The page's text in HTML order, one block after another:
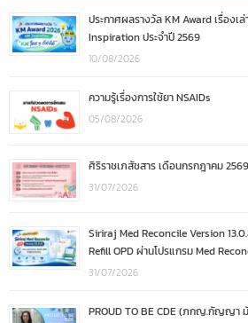
ประกาศผลรางวัล KM Award เรื่องเ
Inspiration ประจำปี 2569
10/08/2026
ความรู้เรื่องการใช้ยา NSAIDs
05/08/2026
ศิริราชเภสัชสาร เดือนกรกฎาคม 2569
31/07/2026
Siriraj Med Reconcile Version
Refill OPD ผ่านโปรแกรม Med
31/07/2026
PROUD TO BE CDE (ภกญ.กัญญ